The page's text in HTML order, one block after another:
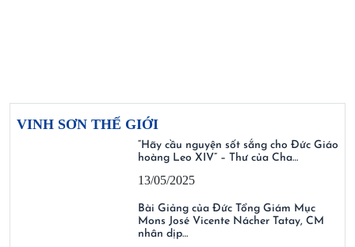
VINH SƠN THẾ GIỚI
“Hãy cầu nguyện sốt sắng cho Đức Giáo
hoàng Leo XIV” – Thư của Cha…
13/05/2025
Bài Giảng của Đức Tổng Giám Mục
Mons José Vicente Nácher Tatay, CM
nhân dịp…